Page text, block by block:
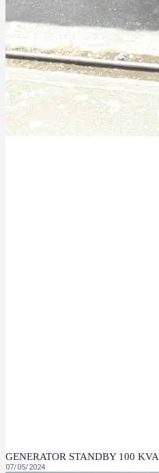
GENERATOR STANDBY 100 KVA
07/05/2024